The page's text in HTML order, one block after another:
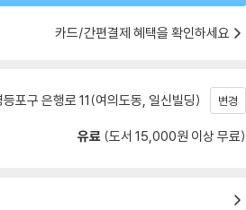
카드/간편결제 혜택을 확인하세요
포구 은행로 11(여의도동, 일신빌딩) 변경
유료 (도서 15,000원 이상 무료)